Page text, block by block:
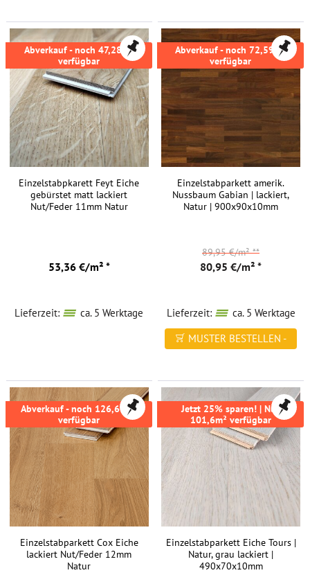
Abverkauf - noch 47,28m²
verfügbar
Einzelstabpkarett Feyt Eiche
gebürstet matt lackiert
Nut/Feder 11mm Natur
53,36 €/m² *
Lieferzeit: ca. 5 Werktage
Abverkauf - noch 72,59m²
verfügbar
Einzelstabparkett amerik.
Nussbaum Gabian | lackiert,
Natur | 900x90x10mm
80,95 €/m² *
89,95 €/m²**
Lieferzeit:
ca. 5 Werktage
MUSTER BESTELLEN -
Abverkauf - noch 126,69m²
verfügbar
Einzelstabparkett Cox Eiche
lackiert Nut/Feder 12mm
Natur
Jetzt 25% sparen! | Nur
101,6m² verfügbar
Einzelstabparkett Eiche Tours |
Natur, grau lackiert |
490x70x10mm